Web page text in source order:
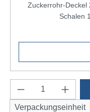
Zuckerrohr-Deckel
Produkt
Verpackungseinheit